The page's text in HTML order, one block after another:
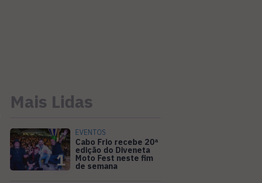
Mais Lidas
1
EVENTOS
Cabo Frio recebe 20ª
edição do Diveneta
Moto Fest neste fim
de semana